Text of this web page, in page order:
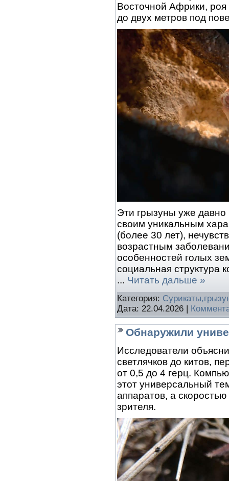
Восточной Африки,
до двух метров под
Эти грызуны уже давно
своим уникальным
(более 30 лет),
возрастным
особенностей голых
социальная структура
... Читать дальше »
Категория:
Дата: 22.04.2026
Обнаружили
Исследователи
светлячков до китов,
от 0,5 до 4 герц.
этот универсальный
аппаратов, а
зрителя.